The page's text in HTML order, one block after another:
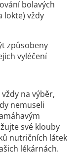
bolavých
lokte) vždy
způsobeny
vyléčení
na výběr,
nemuseli
své klouby
nutričních látek
lékárnách.